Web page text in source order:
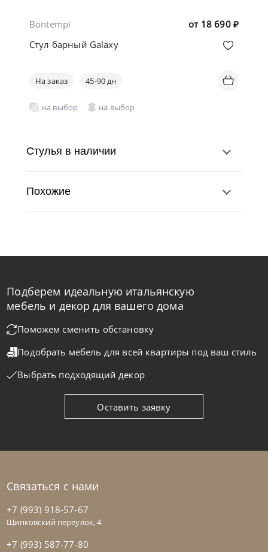
от 18 690 ₽
Bontempi
Стул барный Galaxy
На заказ 45-90 дн
на выбор на выбор
от
Bontempi
На заказ 45-90 дн
на выбор на выбор
Стулья в наличии
Похожие
Подберем идеальную итальянскую
мебель и декор для вашего дома
Поможем сменить обстановку
Подобрать мебель для всей квартиры под ваш стиль
Выбрать подходящий декор
Оставить заявку
Связаться с нами
+7 (993) 918-57-67
Щипковский переулок, 4
+7 (993) 587-77-80